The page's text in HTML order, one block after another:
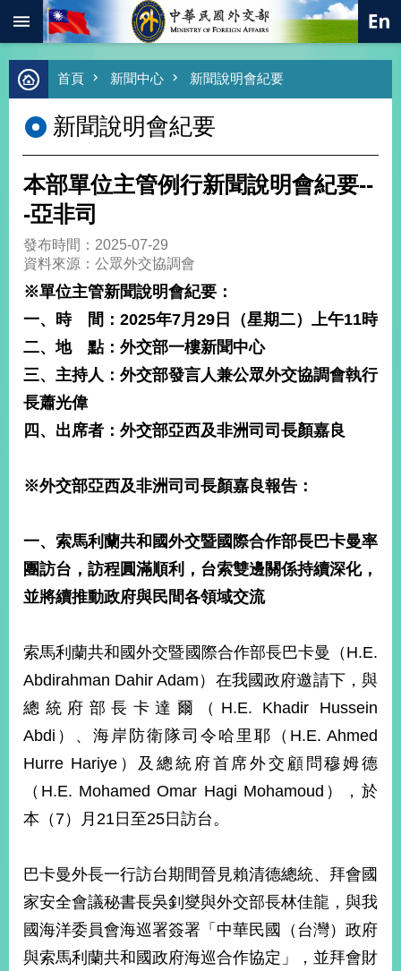
跳到主要內容區塊
進
階
尋
熱
總
合
外
值
外
交
經
濟
落
海
和
平
護
回
首
頁
網
站
導
覽
於
本
部
中
心
外
交
首頁 新聞中心 新聞說明會紀要
新聞說明會紀要
本部單位主管例行新聞說明會紀要--
-亞非司
發布時間：2025-07-29
資料來源：公眾外交協調會
※單位主管新聞說明會紀要：
一、時 間： 2025年7月 29 日（星期二）上午11時
二、地 點：外交部一樓新聞中心
三、主持人：外交部發言人兼公眾外交協調會執行
長蕭光偉
四、出席者： 外交部亞西及非洲司司長顏嘉良
※外交部亞西及非洲司司長顏嘉良報告：
一、索馬利蘭共和國外交暨國際合作部長巴卡曼率
團訪台，訪程圓滿順利，台索雙邊關係持續深化，
並將續推動政府與民間各領域交流
索馬利蘭共和國外交暨國際合作部長巴卡曼（H.E.
Abdirahman Dahir Adam）在我國政府邀請下，與
總統府部長卡達爾（H.E. Khadir Hussein
Abdi）、海岸防衛隊司令哈里耶（H.E. Ahmed
Hurre Hariye）及總統府首席外交顧問穆姆德
（H.E. Mohamed Omar Hagi Mohamoud），於
本（7）月21日至25日訪台。
巴卡曼外長一行訪台期間晉見賴清德總統、拜會國
家安全會議秘書長吳釗燮與外交部長林佳龍，與我
國海洋委員會海巡署簽署「中華民國（台灣）政府
與索馬利蘭共和國政府海巡合作協定」，並拜會財